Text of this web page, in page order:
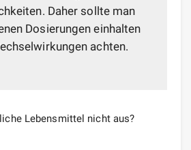
Daher sollte man
Dosierungen einhalten
achten.
Lebensmittel nicht aus?